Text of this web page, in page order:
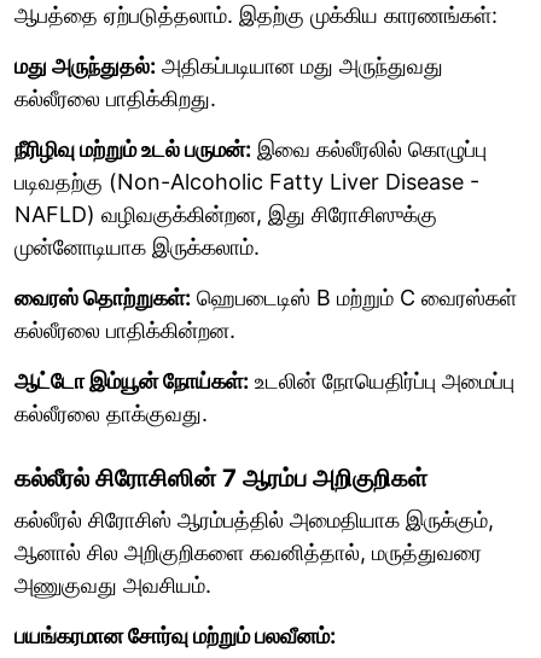
ஆபத்தை ஏற்படுத்தலாம். இதற்கு முக்கிய காரணங்கள்:
மது அருந்துதல்: அதிகப்படியான மது அருந்துவது
கல்லீரலை பாதிக்கிறது.
நீரிழிவு மற்றும் உடல் பருமன்: இவை கல்லீரலில் கொழுப்பு
படிவதற்கு (Non-Alcoholic Fatty Liver Disease -
NAFLD) வழிவகுக்கின்றன, இது சிரோசிஸுக்கு
முன்னோடியாக இருக்கலாம்.
வைரஸ் தொற்றுகள்: ஹெபடைடிஸ் B மற்றும் C வைரஸ்கள்
கல்லீரலை பாதிக்கின்றன.
ஆட்டோ இம்யூன் நோய்கள்: உடலின் நோயெதிர்ப்பு அமைப்பு
கல்லீரலை தாக்குவது.
கல்லீரல் சிரோசிஸின் 7 ஆரம்ப அறிகுறிகள்
கல்லீரல் சிரோசிஸ் ஆரம்பத்தில் அமைதியாக இருக்கும்,
ஆனால் சில அறிகுறிகளை கவனித்தால், மருத்துவரை
அணுகுவது அவசியம்.
பயங்கரமான சோர்வு மற்றும் பலவீனம்: